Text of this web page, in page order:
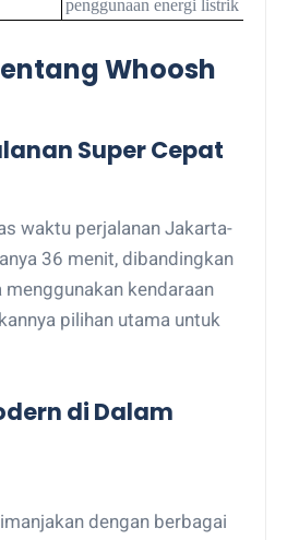
penggunaan energi listrik
Whoosh
Super Cepat
waktu perjalanan Jakarta-
36 menit, dibandingkan
kendaraan
pilihan utama untuk
di Dalam
dengan berbagai